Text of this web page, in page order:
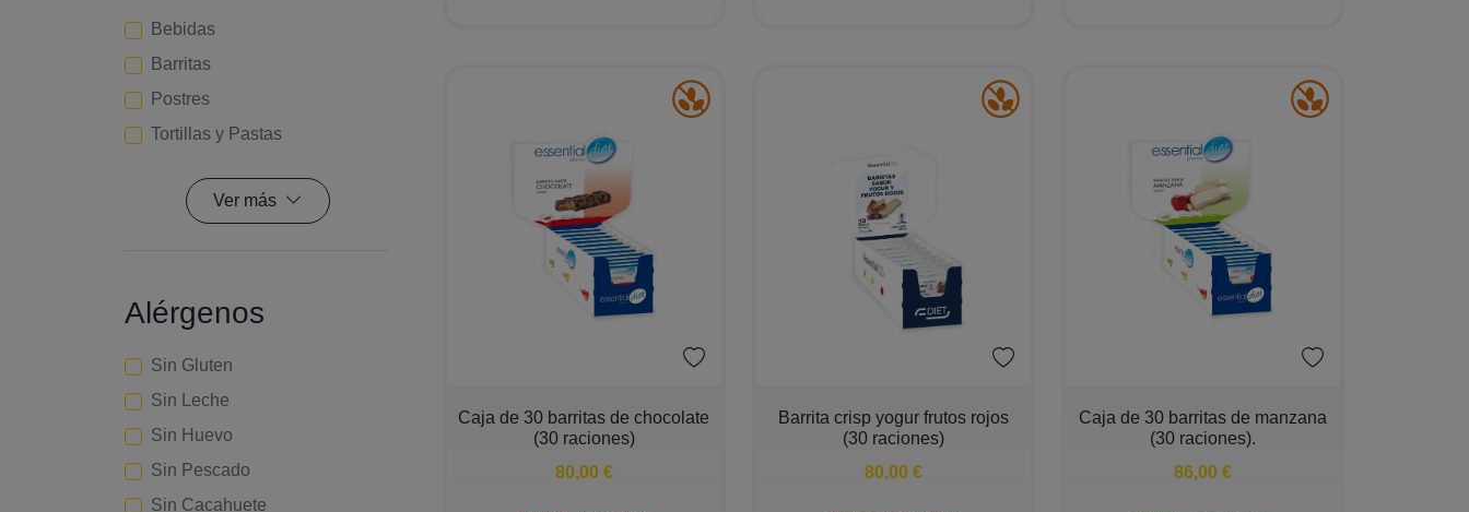
Bebidas
Barritas
Postres
Tortillas y Pastas
Ver más
Alérgenos
Sin Gluten
Sin Leche
Sin Huevo
Sin Pescado
Sin Cacahuete
− +
Caja de 30 barritas de chocolate
(30 raciones)
80,00 €
− +
Barrita crisp yogur frutos rojos
(30 raciones)
80,00 €
− +
Caja de 30 barritas de manzana
(30 raciones).
86,00 €